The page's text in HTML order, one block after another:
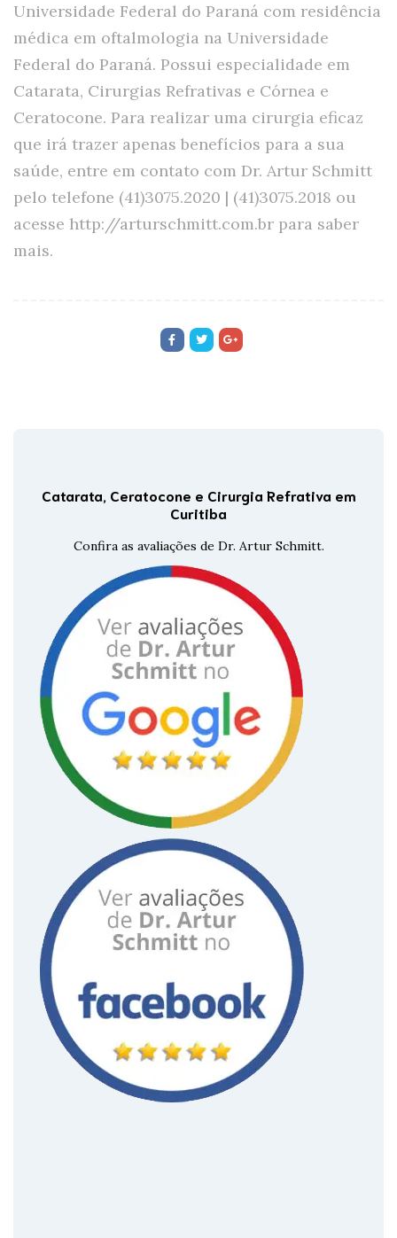
Universidade Federal do Paraná com residência
médica em oftalmologia na Universidade
Federal do Paraná. Possui especialidade em
Catarata, Cirurgias Refrativas e Córnea e
Ceratocone. Para realizar uma cirurgia eficaz
que irá trazer apenas benefícios para a sua
saúde, entre em contato com Dr. Artur Schmitt
pelo telefone (41)3075.2020 | (41)3075.2018 ou
acesse http://arturschmitt.com.br para saber
mais.
Catarata, Ceratocone e Cirurgia Refrativa em
Curitiba
Confira as avaliações de Dr. Artur Schmitt.